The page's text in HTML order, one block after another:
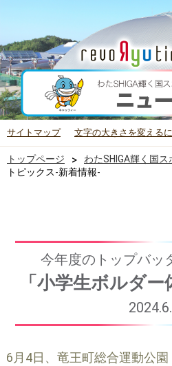
サイトマップ 文字の大きさを変える
トップページ > わたSHIGA輝く国
トピックス-新着情報-
今年度のトップバッ
「小学生ボルダ
6月4日、竜王町総合運動公